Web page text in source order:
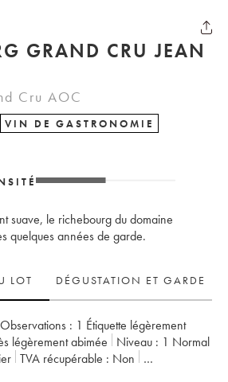
GRAND CRU JEAN
Cru AOC
VIN DE GASTRONOMIE
suave, le richebourg du domaine
quelques années de garde.
LOT
DÉGUSTATION ET GARDE
Observations : 1 Étiquette légèrement
légèrement abimée Niveau : 1 Normal
TVA récupérable :
non